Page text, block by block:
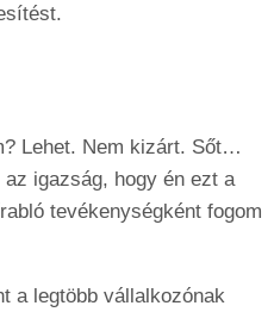
Lehet. Nem kizárt. Sőt…
igazság, hogy én ezt a
tevékenységként fogom
a legtöbb vállalkozónak